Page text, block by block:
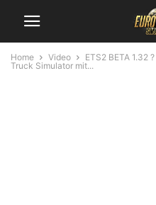
Home Video
ETS2 BETA 1.32
Truck Simulator mit...